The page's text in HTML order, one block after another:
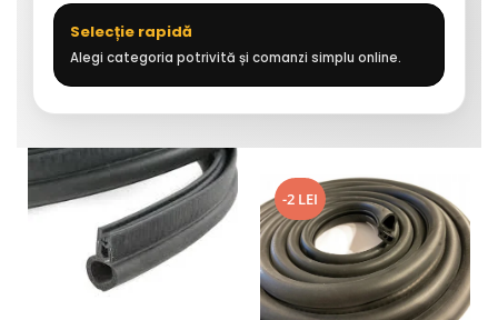
Selecție rapidă
Alegi categoria potrivită și comanzi simplu online.
-2 LEI